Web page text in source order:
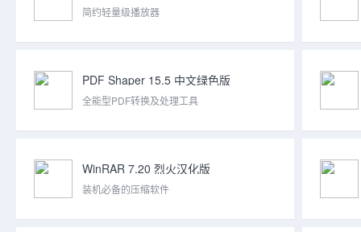
简约轻量级播放器
PDF Shaper 15.5 中文绿色版
全能型PDF转换及处理工具
WinRAR 7.20 烈火汉化版
装机必备的压缩软件